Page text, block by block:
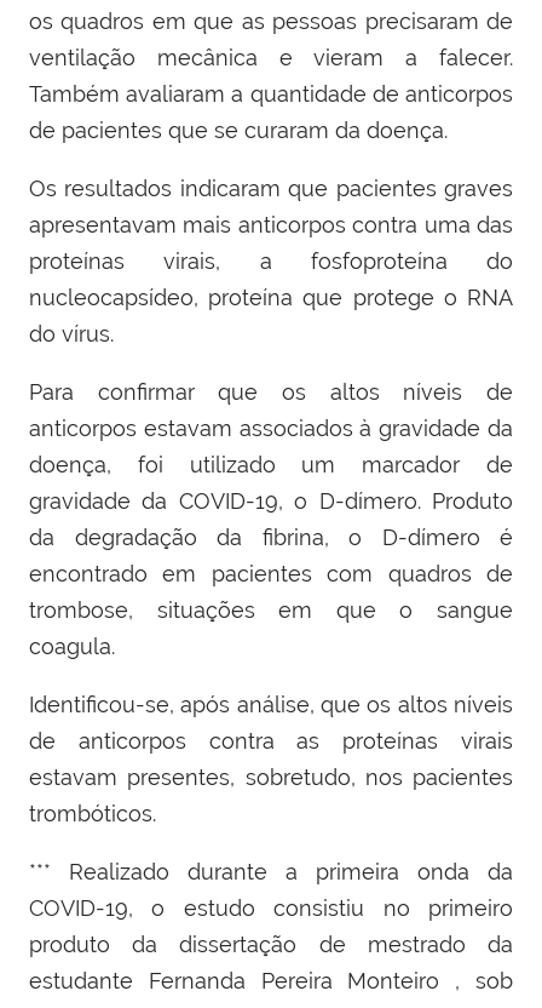
os quadros em que as pessoas precisaram de
ventilação mecânica e vieram a falecer.
Também avaliaram a quantidade de anticorpos
de pacientes que se curaram da doença.
Os resultados indicaram que pacientes graves
apresentavam mais anticorpos contra uma das
proteínas virais, a fosfoproteína do
nucleocapsídeo, proteína que protege o RNA
do vírus.
Para confirmar que os altos níveis de
anticorpos estavam associados à gravidade da
doença, foi utilizado um marcador de
gravidade da COVID-19, o D-dímero. Produto
da degradação da fibrina, o D-dímero é
encontrado em pacientes com quadros de
trombose, situações em que o sangue
coagula.
Identificou-se, após análise, que os altos níveis
de anticorpos contra as proteínas virais
estavam presentes, sobretudo, nos pacientes
trombóticos.
*** Realizado durante a primeira onda da
COVID-19, o estudo consistiu no primeiro
produto da dissertação de mestrado da
estudante Fernanda Pereira Monteiro , sob